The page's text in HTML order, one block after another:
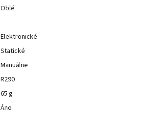
Oblé
Elektronické
Statické
Manuálne
R290
65 g
Áno